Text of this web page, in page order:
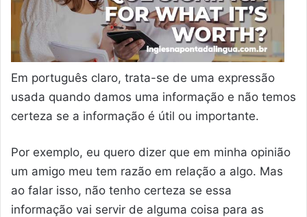
Em português claro, trata-se de uma expressão
usada quando damos uma informação e não temos
certeza se a informação é útil ou importante.
Por exemplo, eu quero dizer que em minha opinião
um amigo meu tem razão em relação a algo. Mas
ao falar isso, não tenho certeza se essa
informação vai servir de alguma coisa para as